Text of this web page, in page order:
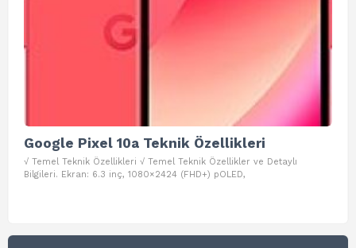
Google Pixel 10a Teknik Özellikleri
√ Temel Teknik Özellikleri √ Temel Teknik Özellikler ve Detaylı
Bilgileri. Ekran: 6.3 inç, 1080×2424 (FHD+) pOLED,